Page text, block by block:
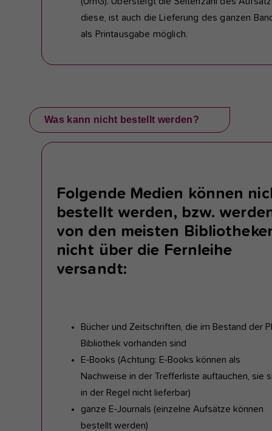
diese, ist auch die Lieferung des ganzen
als Printausgabe möglich.
Was kann nicht bestellt werden?
Folgende Medien können
bestellt werden, bzw.
von den meisten
nicht über die Fernleihe
versandt:
Bücher und Zeitschriften, die im Bestand der
Bibliothek vorhanden sind
E-Books (Achtung: E-Books können als
Nachweise in der Trefferliste auftauchen, sie
in der Regel nicht lieferbar)
ganze E-Journals (einzelne Aufsätze können
bestellt werden)